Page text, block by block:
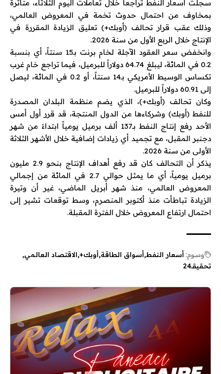
سجلت أسعار النفط تراجعاً خلال تعاملات اليوم الثلاثاء، متأثرة
بمخاوف من احتمال حدوث تخمة في المعروض العالمي،
وذلك عقب قرار تحالف (أوبك+) تعليق الزيادة المقررة في
الإنتاج خلال الربع الأول من سنة 2026.
وانخفض سعر العقود الآجلة لخام برنت بـ15 سنتاً، أي بنسبة
0.2 في المائة، ليبلغ 64.74 دولاراً للبرميل، فيما تراجع خام غرب
تكساس الوسيط الأمريكي بـ14 سنتاً، أو 0.2 في المائة، ليصل
إلى 60.91 دولاراً للبرميل.
وكان تحالف (أوبك+)، الذي يضم منظمة البلدان المصدرة
للنفط (أوبك) وشركاءها من الدول المنتجة، قد قرر أول أمس
الأحد رفع إنتاج النفط بـ137 ألف برميل يومياً ابتداءً من شهر
دجنبر المقبل، مع تجميد أي زيادات إضافية خلال الأشهر الثلاثة
الأولى من سنة 2026.
يذكر أن التحالف كان قد رفع أهداف الإنتاج بنحو 2.9 مليون
برميل يومياً، أي ما يمثل حوالي 2.7 في المائة من إجمالي
المعروض العالمي، منذ شهر أبريل الماضي، غير أن وتيرة
الزيادة تباطأت منذ أكتوبر المنصرم، وسط توقعات تشير إلى
احتمال ارتفاع المعروض خلال الفترة المقبلة.
وسوم:أسعار النفط أسواق الطاقة أوبك+ الاقتصاد العالمي
تحقيقـ24